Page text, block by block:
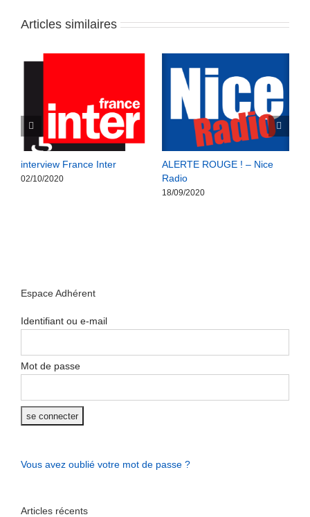
Articles similaires
interview France Inter
02/10/2020
ALERTE ROUGE ! – Nice
Radio
18/09/2020
Espace Adhérent
Identifiant ou e-mail
Mot de passe
Vous avez oublié votre mot de passe ?
Articles récents